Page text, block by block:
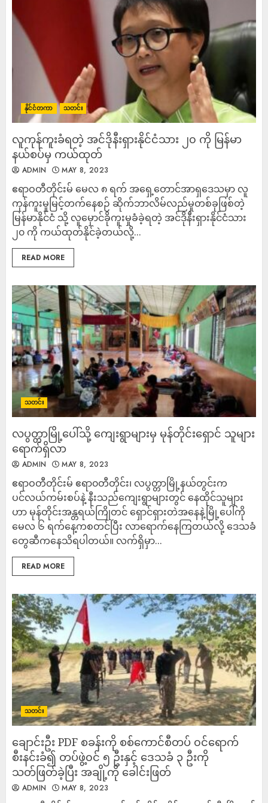
နိုင်ငံတကာ သတင်း
လူကုန်ကူးခံရတဲ့ အင်ဒိုနီးရှားနိုင်ငံသား ၂၀ ကို မြန်မာ
နယ်စပ်မှ ကယ်ထုတ်
ADMIN MAY 8, 2023
ဧရာဝတီတိုင်းမ် မေလ ၈ ရက် အရှေ့တောင်အာရှဒေသမှာ လူ
ကုန်ကူးမှုမြင့်တက်နေစဉ် ဆိုက်ဘာလိမ်လည်မှုတစ်ခုဖြစ်တဲ့
မြန်မာနိုင်ငံ သို့ လူမှောင်ခိုကူးမှုခံခဲ့ရတဲ့ အင်ဒိုနီးရှားနိုင်ငံသား
၂၀ ကို ကယ်ထုတ်နိုင်ခဲ့တယ်လို့...
READ MORE
သတင်း
လပွတ္တာမြို့ပေါ်သို့ ကျေးရွာများမှ မုန်တိုင်းရှောင် သူများ
ရောက်ရှိလာ
ADMIN MAY 8, 2023
ဧရာဝတီတိုင်းမ် ဧရာ၀တီတိုင်း၊ လပွတ္တာမြို့နယ်တွင်းက
ပင်လယ်ကမ်း​စပ်နဲ့ နီးသည်ကျေးရွာများတွင် နေထိုင်သူများ
ဟာ မုန်တိုင်းအန္တရယ်ကြိုတင် ရှောင်ရှားတဲအနေနဲ့မြို့ပေါ်ကို
မေလ ၆ ရက်နေ့ကစတင်ပြီး လာရောက်နေကြတယ်လို့ ဒေသခံ
တွေဆီကနေသိရပါတယ်။ လက်ရှိမှာ...
READ MORE
သတင်း
ချောင်းဦး PDF စခန်းကို စစ်ကောင်စီတပ် ၀င်ရောက်
စီးနင်းခံ၍ တပ်ဖွဲ့၀င် ၅ ဦးနှင့် ဒေသခံ ၃ ဦးကို
သတ်ဖြတ်ခဲ့ပြီး အချို့ကို ခေါင်းဖြတ်
ADMIN MAY 8, 2023